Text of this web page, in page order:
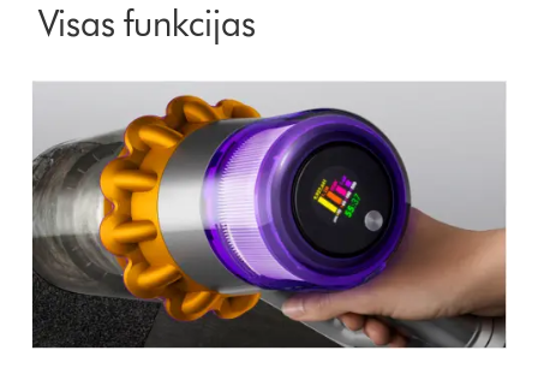
Visas funkcijas